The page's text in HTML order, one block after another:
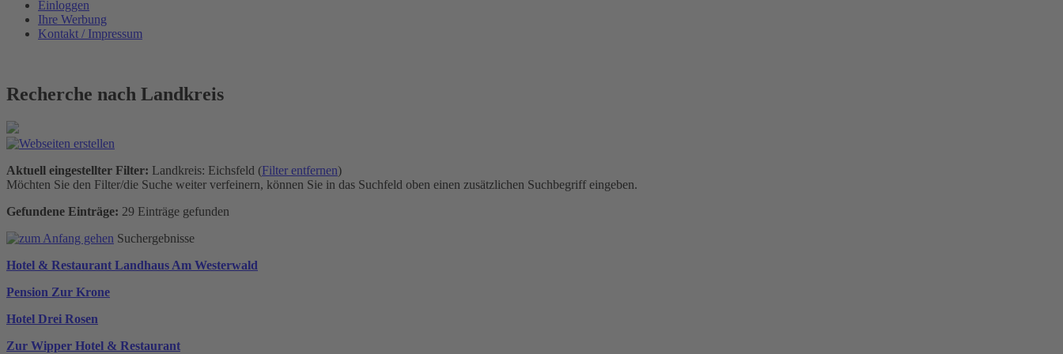
Einloggen
Ihre Werbung
Kontakt / Impressum
Recherche nach Landkreis
Aktuell eingestellter Filter: Landkreis: Eichsfeld (Filter entfernen)
Möchten Sie den Filter/die Suche weiter verfeinern, können Sie in das Suchfeld oben einen zusätzlichen Suchbegriff eingeben.
Gefundene Einträge: 29 Einträge gefunden
Suchergebnisse
Hotel & Restaurant Landhaus Am Westerwald
Pension Zur Krone
Hotel Drei Rosen
Zur Wipper Hotel & Restaurant